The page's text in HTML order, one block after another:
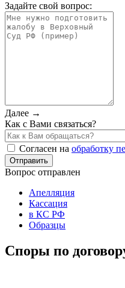
Задайте свой вопрос:
Далее →
Как с Вами связаться?
Согласен на обработку
Вопрос отправлен
Апелляция
Кассация
в КС РФ
Образцы
Споры по